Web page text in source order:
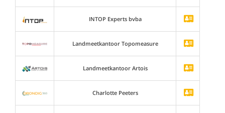
INTOP Experts bvba
Landmeetkantoor Topomeasure
Landmeetkantoor Artois
Charlotte Peeters